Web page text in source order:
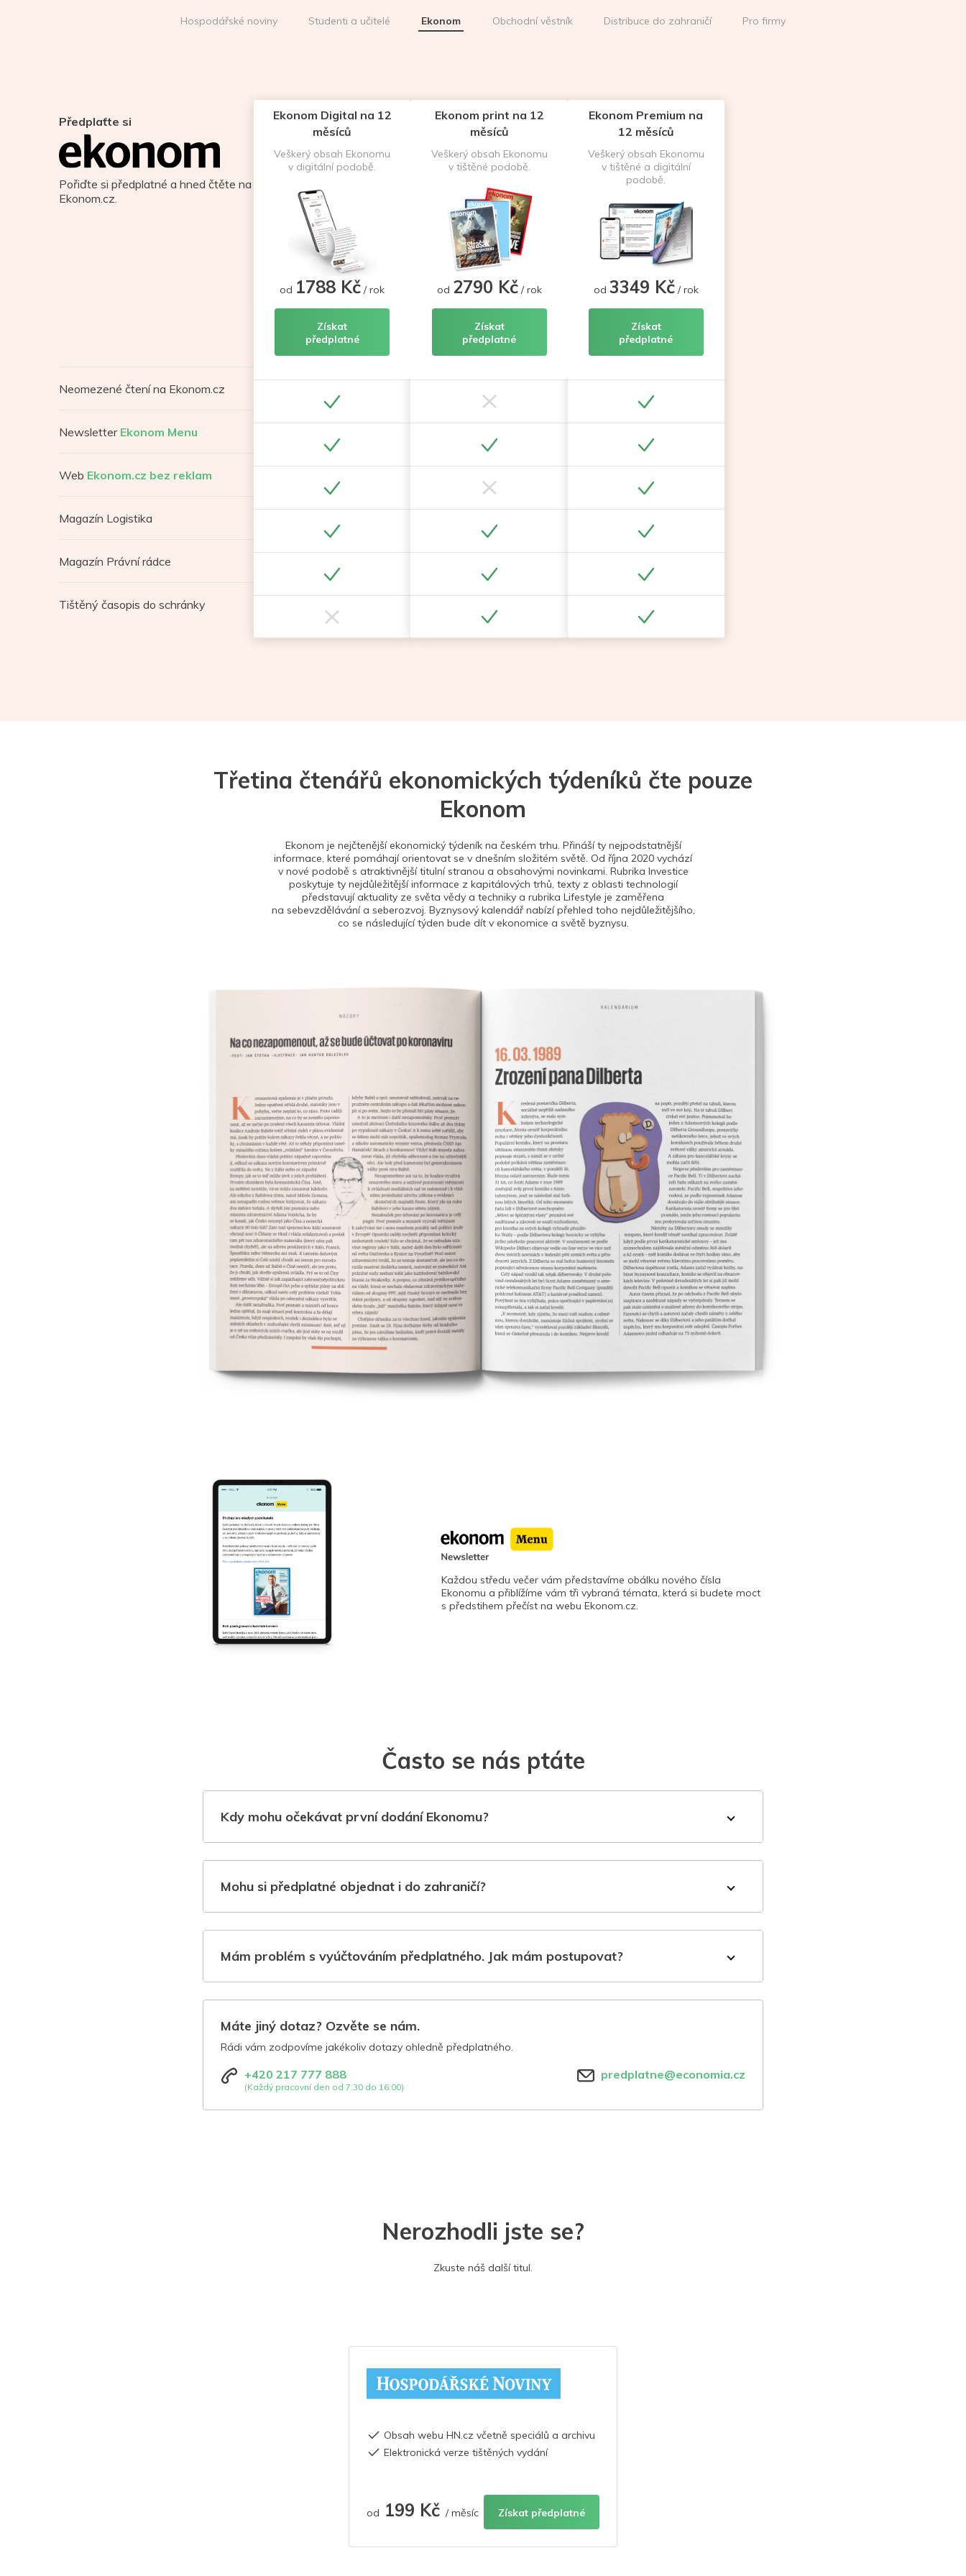
Hospodářské noviny Studenti a učitelé Ekonom Obchodní věstník Distribuce do zahraničí Pro firmy
Předplaťte si
Pořiďte si předplatné a hned čtěte na
Ekonom.cz.
Neomezené čtení na Ekonom.cz
Newsletter Ekonom Menu
Web Ekonom.cz bez reklam
Magazín Logistika
Magazín Právní rádce
Tištěný časopis do schránky
Ekonom Digital na 12
měsíců
Veškerý obsah Ekonomu
v digitální podobě.
od 1788 Kč / rok
Získat
předplatné
Ekonom print na 12
měsíců
Veškerý obsah Ekonomu
v tištěné podobě.
od 2790 Kč/ rok
Získat
předplatné
Ekonom Premium na
12 měsíců
Veškerý obsah Ekonomu
v tištěné a digitální
podobě.
od 3349 Kč/ rok
Získat
předplatné
Třetina čtenářů ekonomických týdeníků čte pouze
Ekonom
Ekonom je nejčtenější ekonomický týdeník na českém trhu. Přináší ty nejpodstatnější
informace, které pomáhají orientovat se v dnešním složitém světě. Od října 2020 vychází
v nové podobě s atraktivnější titulní stranou a obsahovými novinkami. Rubrika Investice
poskytuje ty nejdůležitější informace z kapitálových trhů, texty z oblasti technologií
představují aktuality ze světa vědy a techniky a rubrika Lifestyle je zaměřena
na sebevzdělávání a seberozvoj. Byznysový kalendář nabízí přehled toho nejdůležitějšího,
co se následující týden bude dít v ekonomice a světě byznysu.
Každou středu večer vám představíme obálku nového čísla
Ekonomu a přiblížíme vám tři vybraná témata, která si budete moct
s předstihem přečíst na webu Ekonom.cz.
Často se nás ptáte
Kdy mohu očekávat první dodání Ekonomu?
Mohu si předplatné objednat i do zahraničí?
Mám problém s vyúčtováním předplatného. Jak mám postupovat?
Máte jiný dotaz? Ozvěte se nám.
Rádi vám zodpovíme jakékoliv dotazy ohledně předplatného.
+420 217 777 888
(Každý pracovní den od 7:30 do 16:00)
predplatne@economia.cz
Nerozhodli jste se?
Zkuste náš další titul.
Obsah webu HN.cz včetně speciálů a archivu
Elektronická verze tištěných vydání
od 199 Kč / měsíc Získat předplatné